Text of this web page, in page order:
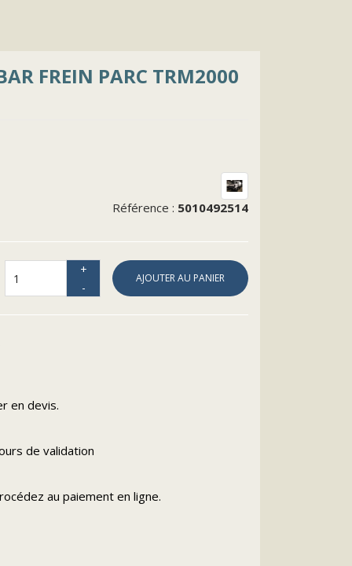
FREIN PARC TRM2000
Référence : 5010492514
AJOUTER AU PANIER
en devis.
de validation
au paiement en ligne.